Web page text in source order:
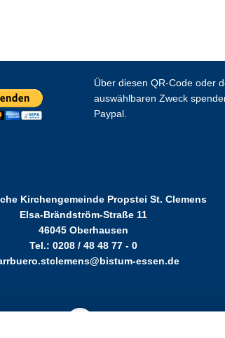
Über diesen QR-Code oder
auswählbaren Zweck
Paypal.
Kirchengemeinde Propstei St. Clemens
Elsa-Brändström-Straße 11
46045 Oberhausen
Tel.: 0208 / 48 48 77 - 0
essen.de